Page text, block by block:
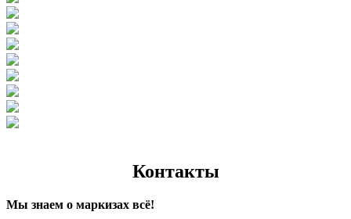
Контакты
Мы знаем о маркизах всё!